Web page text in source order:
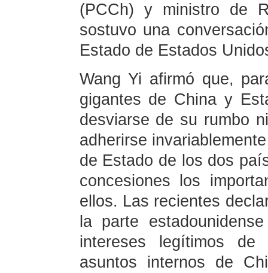
(PCCh) y ministro de
sostuvo una
Estado de Estados
Wang Yi afirmó que,
gigantes de China y
desviarse de su rumbo
adherirse
de Estado de los dos
concesiones los
ellos. Las recientes
la parte
intereses legítimos
asuntos internos de